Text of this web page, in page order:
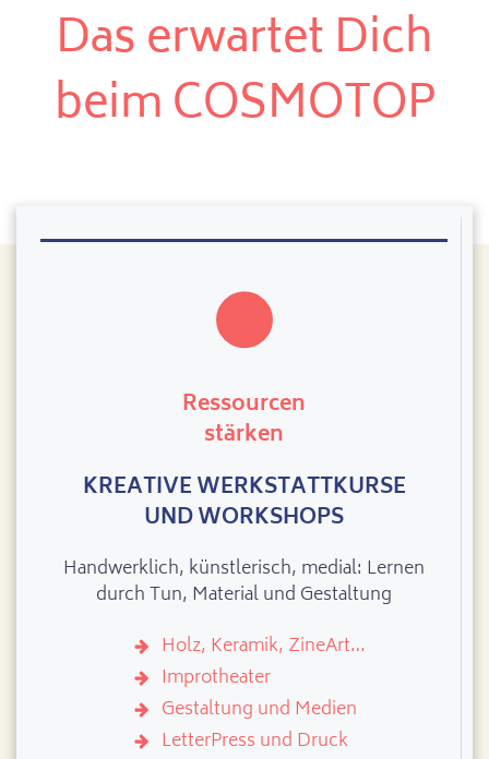
Das erwartet Dich
beim COSMOTOP
Ressourcen
stärken
KREATIVE WERKSTATTKURSE
UND WORKSHOPS
Handwerklich, künstlerisch, medial: Lernen
durch Tun, Material und Gestaltung
Holz, Keramik, ZineArt…
Improtheater
Gestaltung und Medien
LetterPress und Druck